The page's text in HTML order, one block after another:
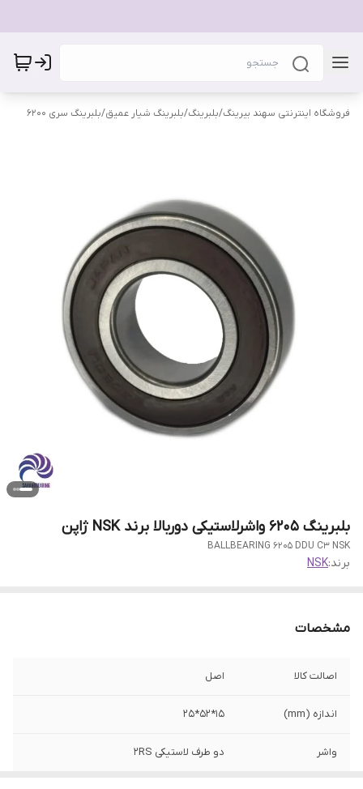
فروشگاه اینترنتی سهند بیرینگ/بلبرینگ/بلبرینگ شیار عمیق/بلبرینگ سری 6200
بلبرینگ 6205 واشرلاستیکی دوربالا برند NSK ژاپن
BALLBEARING 6205 DDU C3 NSK
برند:NSK
مشخصات
اصالت کالا اصل
اندازه (mm) 15*52*25
واشر دو طرف لاستیکی 2RS